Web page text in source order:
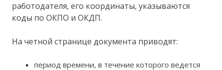
работодателя, его координаты, указываются
коды по ОКПО и ОКДП.
На четной странице документа приводят:
период времени, в течение которого ведется